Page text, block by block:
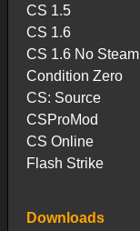
CS 1.5
CS 1.6
CS 1.6 No Steam
Condition Zero
CS: Source
CSProMod
CS Online
Flash Strike
Downloads